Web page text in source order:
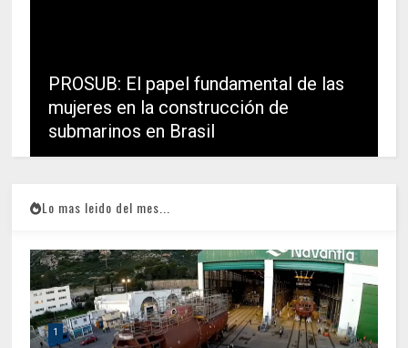
PROSUB: El papel fundamental de las
mujeres en la construcción de
submarinos en Brasil
Lo mas leido del mes...
1